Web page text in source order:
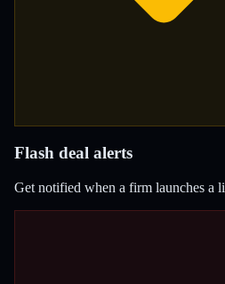
Flash deal alerts
Get notified when a firm launches a